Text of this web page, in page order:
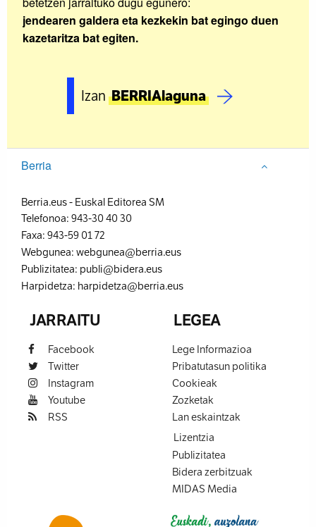
jendearen galdera eta kezkekin bat egingo duen
kazetaritza bat egiten.
IzanBERRIAlaguna
Berria
Berria.eus- Euskal Editorea SM
Telefonoa: 943-30 40 30
Faxa: 943-59 01 72
Webgunea: webgunea@berria.eus
Publizitatea: publi@bidera.eus
Harpidetza: harpidetza@berria.eus
JARRAITU
Facebook
Twitter
Instagram
Youtube
RSS
LEGEA
Lege Informazioa
Pribatutasun politika
Cookieak
Zozketak
Lan eskaintzak
Lizentzia
Publizitatea
Bidera zerbitzuak
MIDAS Media